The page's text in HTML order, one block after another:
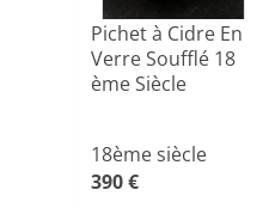
Pichet à Cidre En
Verre Soufflé 18
ème Siècle
18ème siècle
390 €